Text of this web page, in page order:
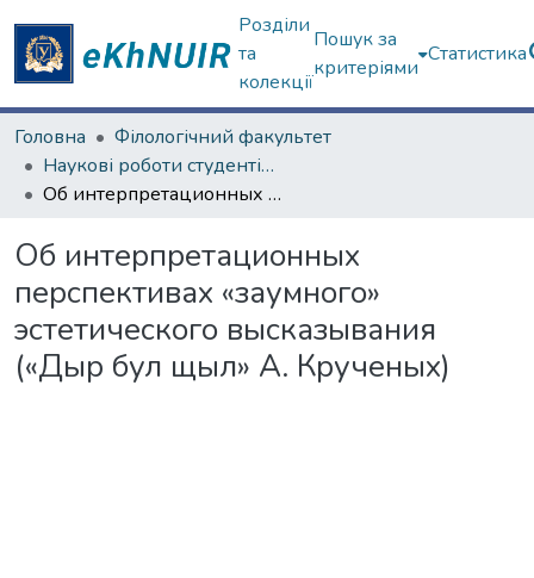
Розділи
та
колекції
Пошук за
критеріями
Статистика
Головна
Філологічний факультет
Наукові роботи студентів та аспірантів. Філологічний факультет
Об интерпретационных перспективах «заумного» эстетического высказывания («Дыр бул щыл» А. Крученых)
Об интерпретационных
перспективах «заумного»
эстетического высказывания
(«Дыр бул щыл» А. Крученых)